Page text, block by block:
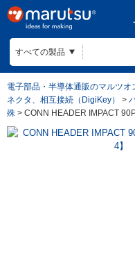
電子部品・半導体通販のマルツオ
ネクタ、相互接続（DigiKey）
>
殊 > CONN HEADER IMPACT